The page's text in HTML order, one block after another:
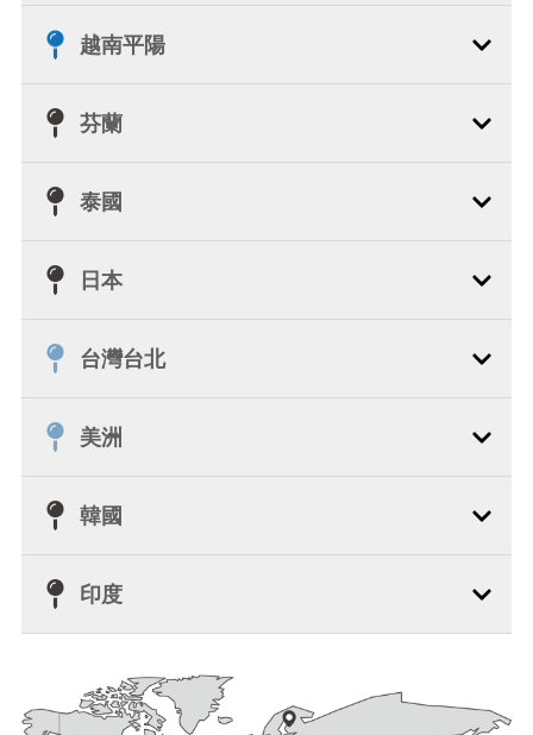
越南平陽
芬蘭
泰國
日本
台灣台北
美洲
韓國
印度